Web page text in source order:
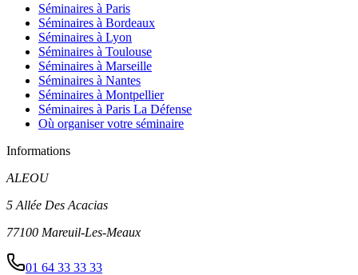
Séminaires à Paris
Séminaires à Bordeaux
Séminaires à Lyon
Séminaires à Toulouse
Séminaires à Marseille
Séminaires à Nantes
Séminaires à Montpellier
Séminaires à Paris La Défense
Où organiser votre séminaire
Informations
ALEOU
5 Allée Des Acacias
77100 Mareuil-Les-Meaux
01 64 33 33 33